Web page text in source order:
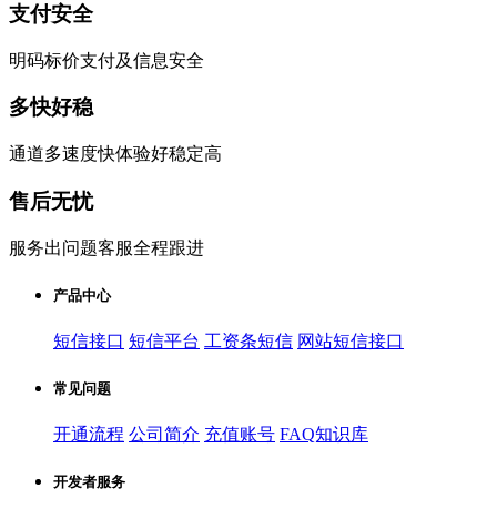
支付安全
明码标价支付及信息安全
多快好稳
通道多速度快体验好稳定高
售后无忧
服务出问题客服全程跟进
产品中心
短信接口 短信平台 工资条短信 网站短信接口
常见问题
开通流程 公司简介 充值账号 FAQ知识库
开发者服务